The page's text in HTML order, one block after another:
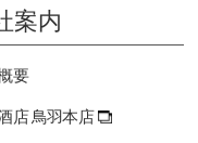
案内
要
店 鳥羽本店